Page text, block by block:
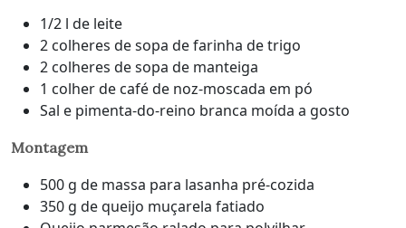
1/2 l de leite
2 colheres de sopa de farinha de trigo
2 colheres de sopa de manteiga
1 colher de café de noz-moscada em pó
Sal e pimenta-do-reino branca moída a gosto
Montagem
500 g de massa para lasanha pré-cozida
350 g de queijo muçarela fatiado